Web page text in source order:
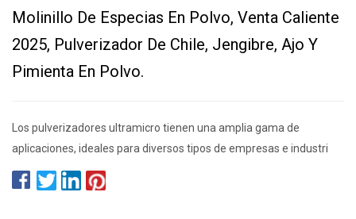
Molinillo De Especias En Polvo, Venta Caliente
2025, Pulverizador De Chile, Jengibre, Ajo Y
Pimienta En Polvo.
Los pulverizadores ultramicro tienen una amplia gama de
aplicaciones, ideales para diversos tipos de empresas e industri